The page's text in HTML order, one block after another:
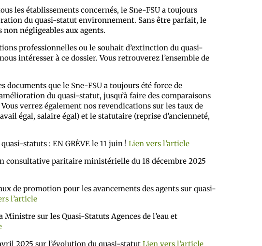
les établissements concernés, le Sne-FSU a toujours
du quasi-statut environnement. Sans être parfait, le
négligeables aux agents.
professionnelles ou le souhait d’extinction du quasi-
intéresser à ce dossier. Vous retrouverez l’ensemble de
documents que le Sne-FSU a toujours été force de
du quasi-statut, jusqu’à faire des comparaisons
verrez également nos revendications sur les taux de
égal, salaire égal) et le statutaire (reprise d’ancienneté,
statuts : EN GRÈVE le 11 juin ! Lien vers l’article
consultative paritaire ministérielle du 18 décembre 2025
de promotion pour les avancements des agents sur quasi-
l’article
sur les Quasi-Statuts Agences de l’eau et
2025 sur l’évolution du quasi-statut Lien vers l’article